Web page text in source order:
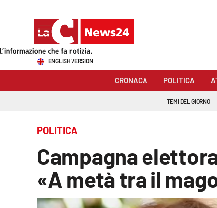
Sezioni
Economia e lavoro
Italia Mondo
ENGLISH VERSION
CRONACA POLITICA
TEMI DEL GIORNO
POLITICA
Campagna
«A metà tra il